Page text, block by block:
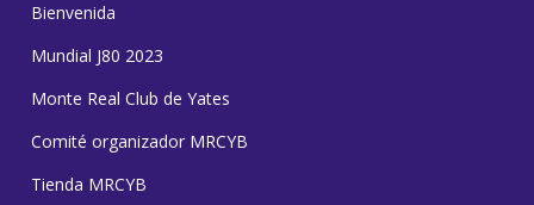
Bienvenida
Mundial J80 2023
Monte Real Club de Yates
Comité organizador MRCYB
Tienda MRCYB